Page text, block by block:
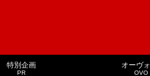
特別企画
PR
オーヴォ
OVO